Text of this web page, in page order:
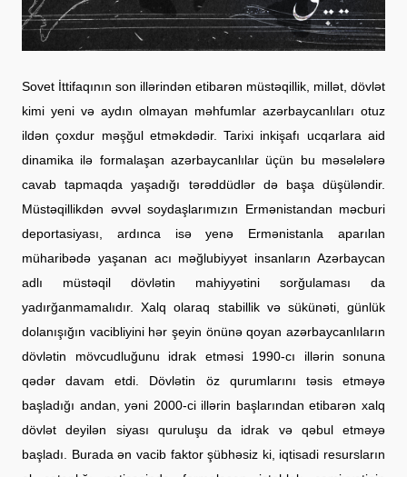
Sovet İttifaqının son illərindən etibarən müstəqillik, millət, dövlət
kimi yeni və aydın olmayan məhfumlar azərbaycanlıları otuz
ildən çoxdur məşğul etməkdədir. Tarixi inkişafı ucqarlara aid
dinamika ilə formalaşan azərbaycanlılar üçün bu məsələlərə
cavab tapmaqda yaşadığı tərəddüdlər də başa düşüləndir.
Müstəqillikdən əvvəl soydaşlarımızın Ermənistandan məcburi
deportasiyası, ardınca isə yenə Ermənistanla aparılan
müharibədə yaşanan acı məğlubiyyət insanların Azərbaycan
adlı müstəqil dövlətin mahiyyətini sorğulaması da
yadırğanmamalıdır. Xalq olaraq stabillik və sükünəti, günlük
dolanışığın vacibliyini hər şeyin önünə qoyan azərbaycanlıların
dövlətin mövcudluğunu idrak etməsi 1990-cı illərin sonuna
qədər davam etdi. Dövlətin öz qurumlarını təsis etməyə
başladığı andan, yəni 2000-ci illərin başlarından etibarən xalq
dövlət deyilən siyası quruluşu da idrak və qəbul etməyə
başladı. Burada ən vacib faktor şübhəsiz ki, iqtisadi resursların